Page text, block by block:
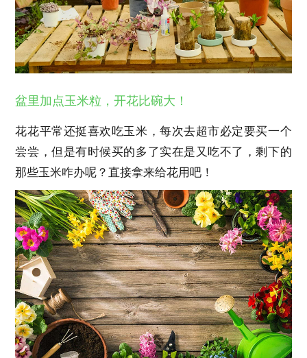
盆里加点玉米粒，开花比碗大！
花花平常还挺喜欢吃玉米，每次去超市必定要买一个
尝尝，但是有时候买的多了实在是又吃不了，剩下的
那些玉米咋办呢？直接拿来给花用吧！